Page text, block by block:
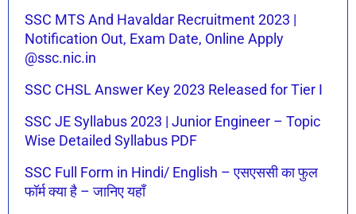
SSC MTS And Havaldar Recruitment 2023 |
Notification Out, Exam Date, Online Apply
@ssc.nic.in
SSC CHSL Answer Key 2023 Released for Tier I
SSC JE Syllabus 2023 | Junior Engineer – Topic
Wise Detailed Syllabus PDF
SSC Full Form in Hindi/ English – एसएससी का फुल
फॉर्म क्या है – जानिए यहाँ